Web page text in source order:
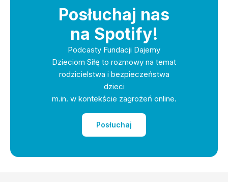
Posłuchaj nas
na Spotify!
Podcasty Fundacji Dajemy
Dzieciom Siłę to rozmowy na temat
rodzicielstwa i bezpieczeństwa
dzieci
m.in. w kontekście zagrożeń online.
Posłuchaj